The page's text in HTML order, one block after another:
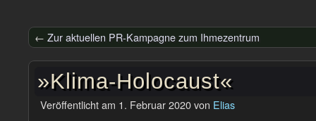
← Zur aktuellen PR-Kampagne zum Ihmezentrum
»Klima-Holocaust«
Veröffentlicht am 1. Februar 2020von Elias